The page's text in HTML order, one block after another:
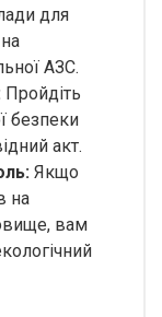
для
АЗС.
Пройдіть
безпеки
акт.
Якщо
на
вам